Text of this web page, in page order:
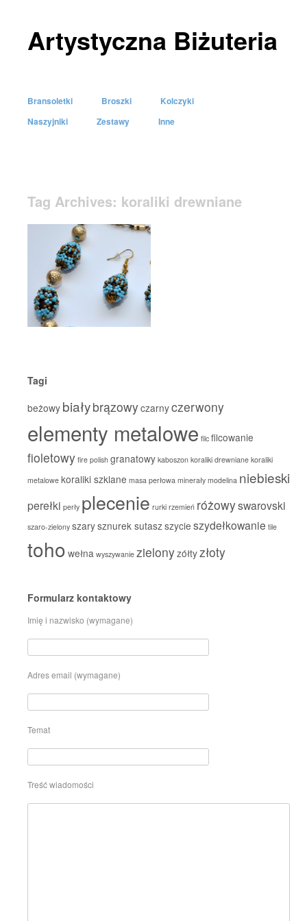
Artystyczna Biżuteria
Menu
Skip to content
Bransoletki Broszki
Kolczyki
Naszyjniki
Zestawy Inne
Tag Archives: koraliki drewniane
Tagi
beżowy białybrązowyczarnyczerwony
elementy metalowe filc filcowanie
fioletowy fire polish granatowy kaboszon koraliki drewniane koraliki
metalowe koraliki szklane masa perłowa minerały modelina niebieski
perełki perły plecenie rurki rzemień różowyswarovski
szaro-zielony szarysznurek sutaszszycie szydełkowanie tile
toho wełna wyszywanie zielonyzółtyzłoty
Formularz kontaktowy
Imię i nazwisko (wymagane)
Adres email (wymagane)
Temat
Treść wiadomości